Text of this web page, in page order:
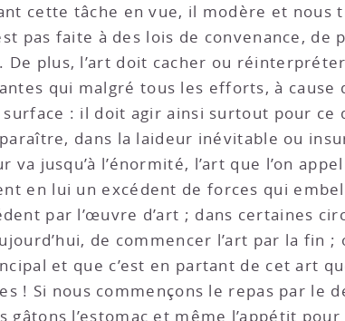
cette tâche en vue, il modère et nous
pas faite à des lois de convenance,
plus, l’art doit cacher ou
qui malgré tous les efforts, à cause
: il doit agir ainsi surtout pour ce
dans la laideur inévitable ou
jusqu’à l’énormité, l’art que l’on
en lui un excédent de forces qui
par l’œuvre d’art ; dans certaines
de commencer l’art par la fin ;
et que c’est en partant de cet art
! Si nous commençons le repas par le
gâtons l’estomac et même l’appétit